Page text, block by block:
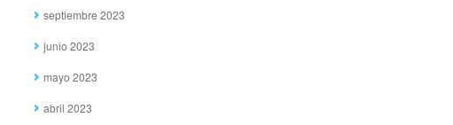
septiembre 2023
junio 2023
mayo 2023
abril 2023